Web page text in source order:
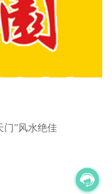
门”风水绝佳